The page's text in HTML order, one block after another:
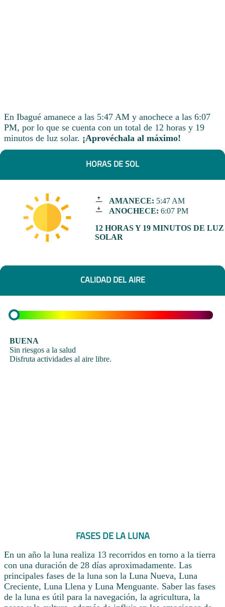
En Ibagué amanece a las 5:47 AM y anochece a las 6:07
PM, por lo que se cuenta con un total de 12 horas y 19
minutos de luz solar. ¡Aprovéchala al máximo!
HORAS DE SOL
AMANECE: 5:47 AM
ANOCHECE: 6:07 PM
12 HORAS Y 19 MINUTOS DE LUZ
SOLAR
CALIDAD DEL AIRE
BUENA
Sin riesgos a la salud
Disfruta actividades al aire libre.
FASES DE LA LUNA
En un año la luna realiza 13 recorridos en torno a la tierra
con una duración de 28 días aproximadamente. Las
principales fases de la luna son la Luna Nueva, Luna
Creciente, Luna Llena y Luna Menguante. Saber las fases
de la luna es útil para la navegación, la agricultura, la